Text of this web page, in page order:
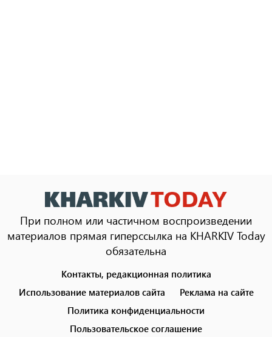
При полном или частичном воспроизведении
материалов прямая гиперссылка на KHARKIV Today
обязательна
menu
Контакты, редакционная политика
Использование материалов сайта
Реклама на сайте
Политика конфиденциальности
Пользовательское соглашение